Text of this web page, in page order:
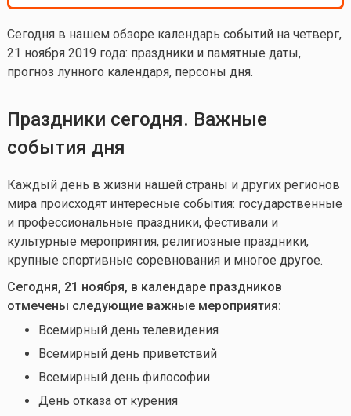
Сегодня в нашем обзоре календарь событий на четверг,
21 ноября 2019 года: праздники и памятные даты,
прогноз лунного календаря, персоны дня.
Праздники сегодня. Важные
события дня
Каждый день в жизни нашей страны и других регионов
мира происходят интересные события: государственные
и профессиональные праздники, фестивали и
культурные мероприятия, религиозные праздники,
крупные спортивные соревнования и многое другое.
Сегодня, 21 ноября, в календаре праздников
отмечены следующие важные мероприятия:
Всемирный день телевидения
Всемирный день приветствий
Всемирный день философии
День отказа от курения